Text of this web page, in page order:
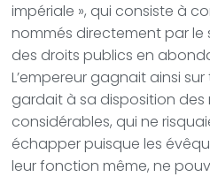
impériale », qui consiste à
nommés directement par le
des droits publics en
L’empereur gagnait ainsi
gardait à sa disposition des
considérables, qui ne
échapper puisque les
leur fonction même, ne